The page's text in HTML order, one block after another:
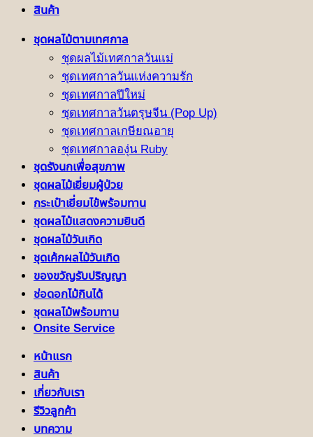
สินค้า
ชุดผลไม้ตามเทศกาล
ชุดผลไม้เทศกาลวันแม่
ชุดเทศกาลวันแห่งความรัก
ชุดเทศกาลปีใหม่
ชุดเทศกาลวันตรุษจีน (Pop Up)
ชุดเทศกาลเกษียณอายุ
ชุดเทศกาลองุ่น Ruby
ชุดรังนกเพื่อสุขภาพ
ชุดผลไม้เยี่ยมผู้ป่วย
กระเป๋าเยี่ยมไข้พร้อมทาน
ชุดผลไม้แสดงความยินดี
ชุดผลไม้วันเกิด
ชุดเค้กผลไม้วันเกิด
ของขวัญรับปริญญา
ช่อดอกไม้กินได้
ชุดผลไม้พร้อมทาน
Onsite Service
หน้าแรก
สินค้า
เกี่ยวกับเรา
รีวิวลูกค้า
บทความ